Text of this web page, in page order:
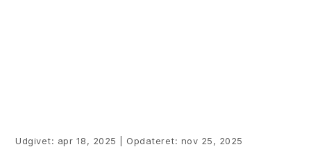
Udgivet: apr 18, 2025 Opdateret: nov 25, 2025